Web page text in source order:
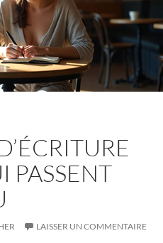
texture
des
seins,
toucher
et
désir
PASSENT
LAISSER UN COMMENTAIRE